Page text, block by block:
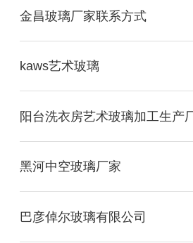
金昌玻璃厂家联系方式
kaws艺术玻璃
黑河中空玻璃厂家
巴彦倬尔玻璃有限公司